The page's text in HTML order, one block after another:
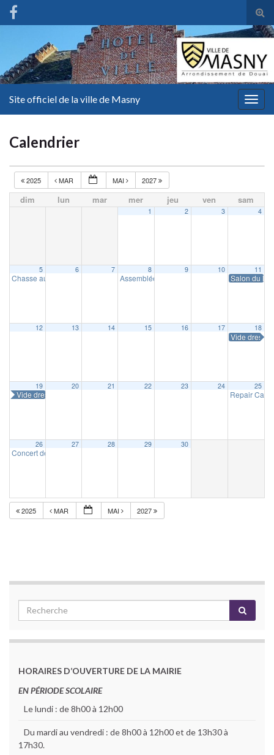
Site officiel de la ville de Masny
Calendrier
2025 MAR MAI 2027
dim lun mar mer jeu ven sam
1 2 3 4
5
Chasse aux œufs
6 7 8
Assemblée générale de Masnystoria14 h 30
9 10 11
Salon du
12 13 14 15 16 17 18
Vide
19
Vide dressing
20 21 22 23 24 25
Repair Café
26
Concert de la Concorde
27 28 29 30
2025 MAR MAI 2027
HORAIRES D’OUVERTURE DE LA MAIRIE
EN PÉRIODE SCOLAIRE
Le lundi : de 8h00 à 12h00
Du mardi au vendredi : de 8h00 à 12h00 et de 13h30 à
17h30.